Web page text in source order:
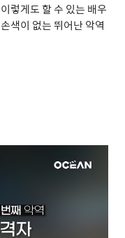
렇게도 할 수 있는 배우
색이 없는 뛰어난 악역